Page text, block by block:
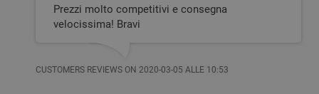
Prezzi molto competitivi e consegna
velocissima! Bravi
CUSTOMERS REVIEWS ON 2020-03-05 ALLE 10:53